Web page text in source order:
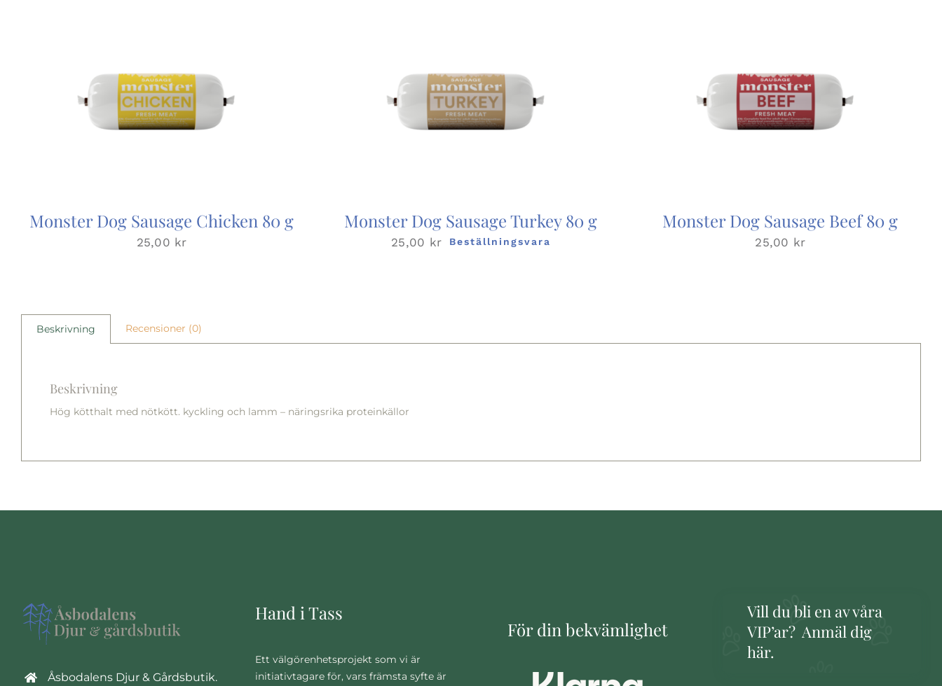
Monster Dog Sausage Chicken 80 g
25,00 kr
Monster Dog Sausage Turkey 80 g
25,00 kr Beställningsvara
Monster Dog Sausage Beef 80 g
25,00 kr
Beskrivning Recensioner (0)
Beskrivning
Hög kötthalt med nötkött. kyckling och lamm – näringsrika proteinkällor
Åsbodalens Djur & Gårdsbutik.
Hand i Tass
Ett välgörenhetsprojekt som vi är
initiativtagare för, vars främsta syfte är
För din bekvämlighet
Vill du bli en av våra
VIP’ar? Anmäl dig
här.